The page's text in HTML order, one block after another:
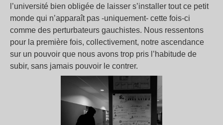
l’université bien obligée de laisser s’installer tout ce petit
monde qui n’apparaît pas -uniquement- cette fois-ci
comme des perturbateurs gauchistes. Nous ressentons
pour la première fois, collectivement, notre ascendance
sur un pouvoir que nous avons trop pris l’habitude de
subir, sans jamais pouvoir le contrer.